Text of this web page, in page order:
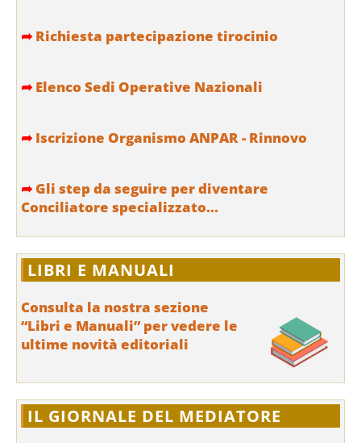
➦ Richiesta partecipazione tirocinio
➦ Elenco Sedi Operative Nazionali
➦ Iscrizione Organismo ANPAR - Rinnovo
➦ Gli step da seguire per diventare
Conciliatore specializzato...
LIBRI E MANUALI
Consulta la nostra sezione
“Libri e Manuali” per vedere le
ultime novità editoriali
IL GIORNALE DEL MEDIATORE